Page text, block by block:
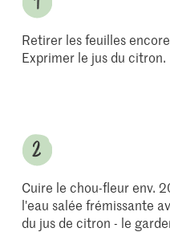
Retirer les feuilles
Exprimer le jus du citron.
Cuire le chou-fleur env.
l'eau salée frémissante
du jus de citron - le